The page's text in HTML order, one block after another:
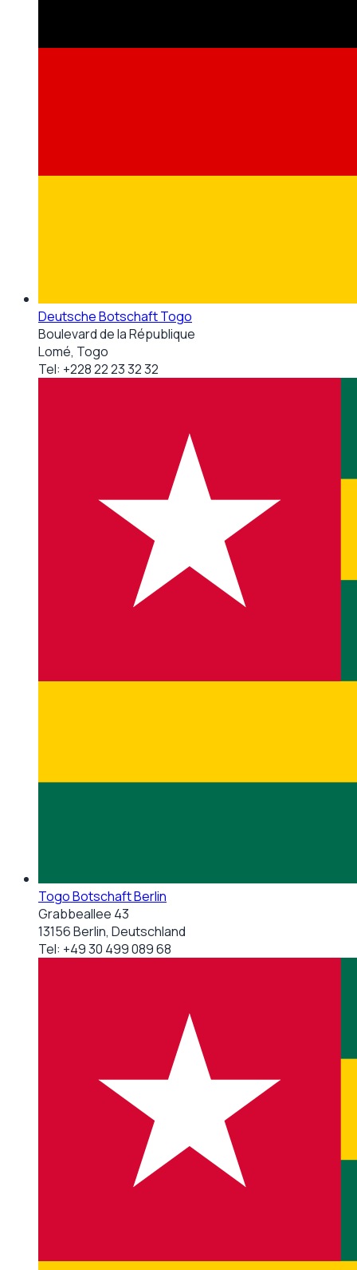
Deutsche Botschaft Togo
Boulevard de la République
Lomé, Togo
Tel: +228 22 23 32 32
Togo Botschaft Berlin
Grabbeallee 43
13156 Berlin, Deutschland
Tel: +49 30 499 089 68